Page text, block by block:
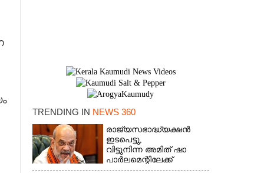
TRENDING IN NEWS 360
രാജ്യസഭാദ്ധ്യക്ഷൻ
ഇടപെട്ടു,
വിട്ടുനിന്ന അമിത് ഷാ
പാർലമെന്റിലേക്ക്